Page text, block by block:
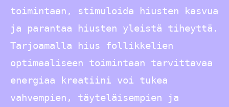
toimintaan, stimuloida hiusten kasvua
ja parantaa hiusten yleistä tiheyttä.
Tarjoamalla hius follikkelien
optimaaliseen toimintaan tarvittavaa
energiaa kreatiini voi tukea
vahvempien, täyteläisempien ja